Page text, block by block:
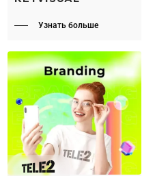
Узнать больше